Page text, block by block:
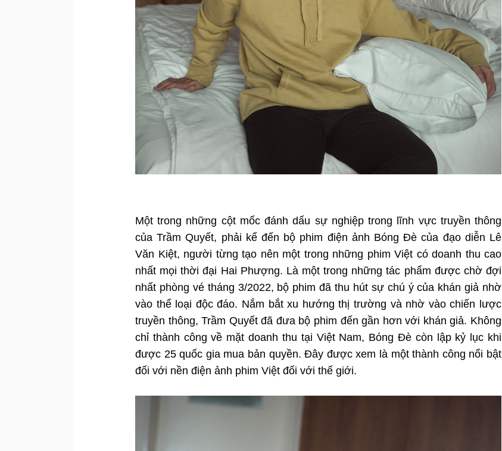
Một trong những cột mốc đánh dấu sự nghiệp trong lĩnh vực truyền thông
của Trầm Quyết, phải kể đến bộ phim điện ảnh Bóng Đè của đạo diễn Lê
Văn Kiệt, người từng tạo nên một trong những phim Việt có doanh thu cao
nhất mọi thời đại Hai Phượng. Là một trong những tác phẩm được chờ đợi
nhất phòng vé tháng 3/2022, bộ phim đã thu hút sự chú ý của khán giả nhờ
vào thể loại độc đáo. Nắm bắt xu hướng thị trường và nhờ vào chiến lược
truyền thông, Trầm Quyết đã đưa bộ phim đến gần hơn với khán giả. Không
chỉ thành công về mặt doanh thu tại Việt Nam, Bóng Đè còn lập kỷ lục khi
được 25 quốc gia mua bản quyền. Đây được xem là một thành công nổi bật
đối với nền điện ảnh phim Việt đối với thế giới.